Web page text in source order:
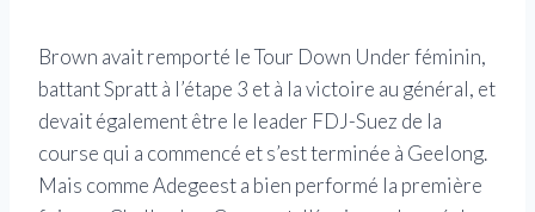
Brown avait remporté le Tour Down Under féminin,
battant Spratt à l’étape 3 et à la victoire au général, et
devait également être le leader FDJ-Suez de la
course qui a commencé et s’est terminée à Geelong.
Mais comme Adegeest a bien performé la première